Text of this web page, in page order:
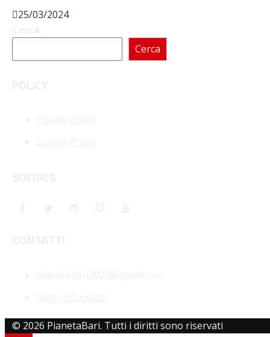
25/03/2024
Cerca
© 2026 PianetaBari. Tutti i diritti sono riservati